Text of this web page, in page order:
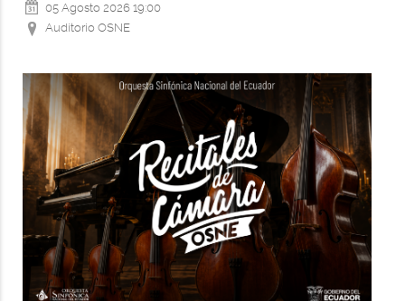
05 Agosto 2026 19:00
Auditorio OSNE